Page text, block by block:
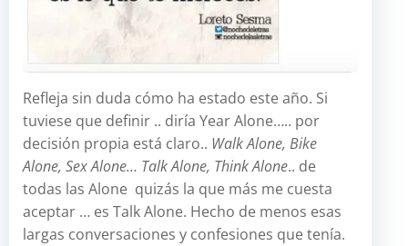
Refleja sin duda cómo ha estado este año. Si
tuviese que definir .. diría Year Alone….. por
decisión propia está claro.. Walk Alone, Bike
Alone, Sex Alone… Talk Alone, Think Alone.. de
todas las Alone quizás la que más me cuesta
aceptar … es Talk Alone. Hecho de menos esas
largas conversaciones y confesiones que tenía.